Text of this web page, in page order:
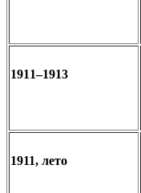
1911–1913
1911, лето